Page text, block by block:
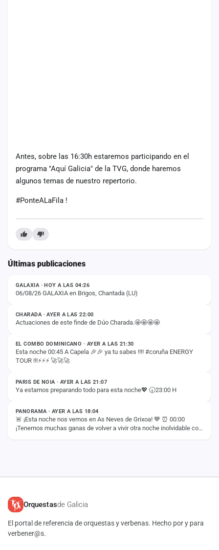
Antes, sobre las 16:30h estaremos participando en el
programa "Aquí Galicia" de la TVG, donde haremos
algunos temas de nuestro repertorio.
#PonteALaFila !
Últimas publicaciones
ESTADO
GALAXIA · HOY A LAS 04:26
06/08/26 GALAXIA en Brigos, Chantada (LU)
ESTADO
CHARADA · AYER A LAS 22:00
Actuaciones de este finde de Dúo Charada.🤩🤩🤩🤩
ESTADO
EL COMBO DOMINICANO · AYER A LAS 21:30
Esta noche 00:45 A Capela 🎉🎉 ya tu sabes !!!! #coruña ENERGY
TOUR !!!⚡️⚡️⚡️ 🚀🚀🚀
ESTADO
PARIS DE NOIA · AYER A LAS 21:07
Ya estamos preparando todo para esta noche💖 🕢23:00 H
ESTADO
PANORAMA · AYER A LAS 18:04
🚨 ¡Esta noche nos vemos en As Neves de Grixoa! 💙 ⏰ 00:00
¡Tenemos muchas ganas de volver a vivir otra noche inolvidable con
Orquestasde Galicia
El portal de referencia de orquestas y verbenas. Hecho por y para
verbener@s.